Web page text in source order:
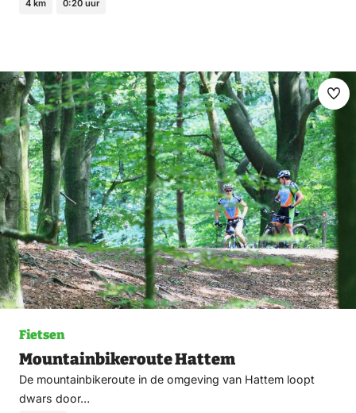
4 km 0:20 uur
Fietsen
Mountainbikeroute Hattem
De mountainbikeroute in de omgeving van Hattem loopt
dwars door…